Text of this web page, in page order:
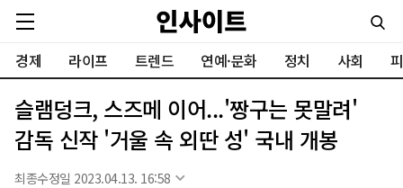
경제 라이프 트렌드 연예·문화 정치 사회
슬램덩크, 스즈메 이어...'짱구는 못말려'
감독 신작 '거울 속 외딴 성' 국내 개봉
최종수정일 2023.04.13. 16:58